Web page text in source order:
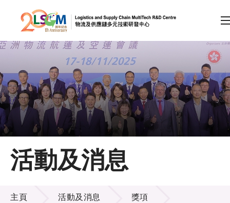
跳到內容（按回車鍵）
會員登入
A A EN 繁 简
主頁
關於LSCM
技術商品化
活動及消息
活動及消息
主頁 活動及消息 獎項